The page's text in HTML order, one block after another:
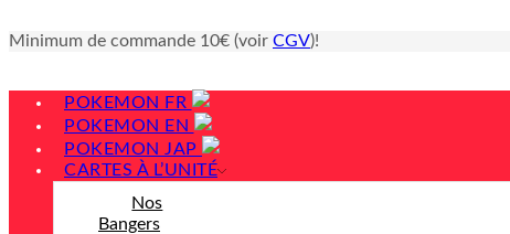
Minimum de commande 10€ (voir CGV)!
POKEMON FR
POKEMON EN
POKEMON JAP
CARTES À L’UNITÉ
Nos
Bangers